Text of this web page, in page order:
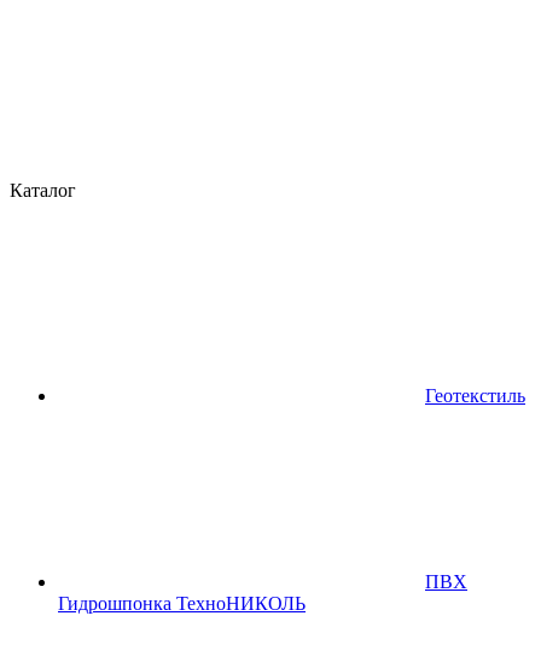
Каталог
Геотекстиль
ПВХ
Гидрошпонка ТехноНИКОЛЬ